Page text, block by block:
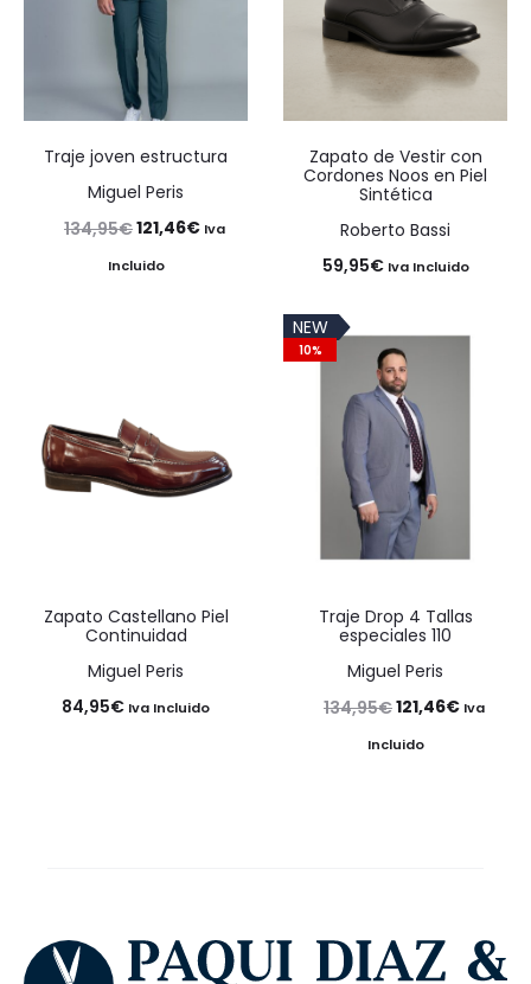
Traje joven estructura
Miguel Peris
134,95€El
precio
121,46€ElIva
Incluido
Zapato de Vestir con
Cordones Noos en Piel
Sintética
Roberto Bassi
59,95€ Iva Incluido
Zapato Castellano Piel
Continuidad
Miguel Peris
84,95€ Iva Incluido
NEW
10%
Traje Drop 4 Tallas
especiales 110
Miguel Peris
134,95€El
precio
121,46€ElIva
Incluido